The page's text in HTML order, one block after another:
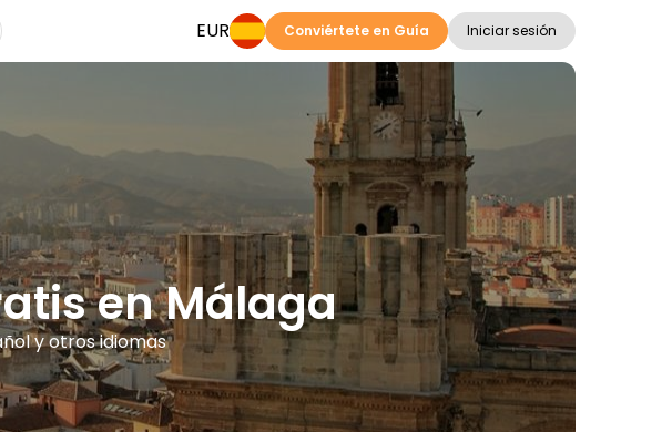
EUR Conviértete en Guía Iniciar sesión
en Málaga
y otros idiomas